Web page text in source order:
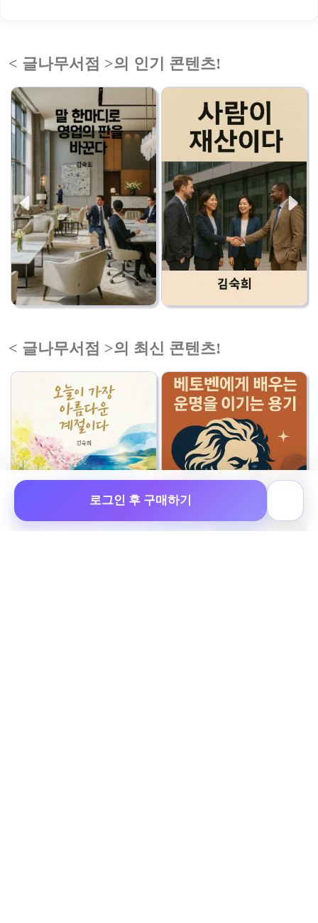
로그인 후 구매하기
< 글나무서점 >의 인기 콘텐츠!
< 글나무서점 >의 최신 콘텐츠!